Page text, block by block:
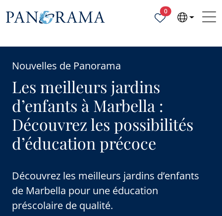
0Propriétés
Nouvelles de Panorama
Les meilleurs jardins
d’enfants à Marbella :
Découvrez les possibilités
d’éducation précoce
Découvrez les meilleurs jardins d’enfants
de Marbella pour une éducation
préscolaire de qualité.